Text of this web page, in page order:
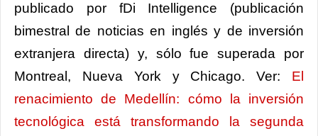
publicado por fDi Intelligence (publicación
bimestral de noticias en inglés y de inversión
extranjera directa) y, sólo fue superada por
Montreal, Nueva York y Chicago. Ver: El
renacimiento de Medellín: cómo la inversión
tecnológica está transformando la segunda